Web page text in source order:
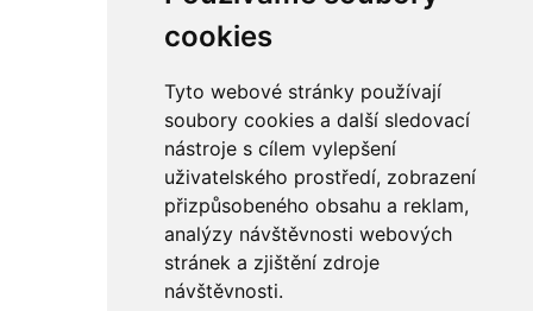
cookies
Tyto webové stránky používají
soubory cookies a další sledovací
nástroje s cílem vylepšení
uživatelského prostředí, zobrazení
přizpůsobeného obsahu a reklam,
analýzy návštěvnosti webových
stránek a zjištění zdroje
návštěvnosti.
řetězy
ostatní části
sekundární
sání
sedla
spojovací materiál
matice
podložky
pojistné kroužky
šrouby
výbava
výfuky a kolena